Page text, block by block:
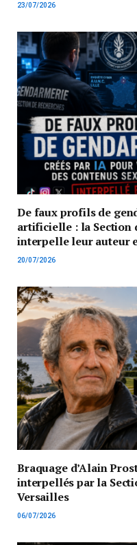
23/07/2026
De faux profils de
artificielle : la Section
interpelle leur auteur
20/07/2026
Braquage d’Alain
interpellés par la
Versailles
06/07/2026